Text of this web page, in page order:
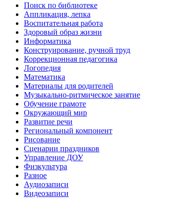
Поиск по библиотеке
Аппликация, лепка
Воспитательная работа
Здоровый образ жизни
Информатика
Конструирование, ручной труд
Коррекционная педагогика
Логопедия
Математика
Материалы для родителей
Музыкально-ритмическое занятие
Обучение грамоте
Окружающий мир
Развитие речи
Региональный компонент
Рисование
Сценарии праздников
Управление ДОУ
Физкультура
Разное
Аудиозаписи
Видеозаписи